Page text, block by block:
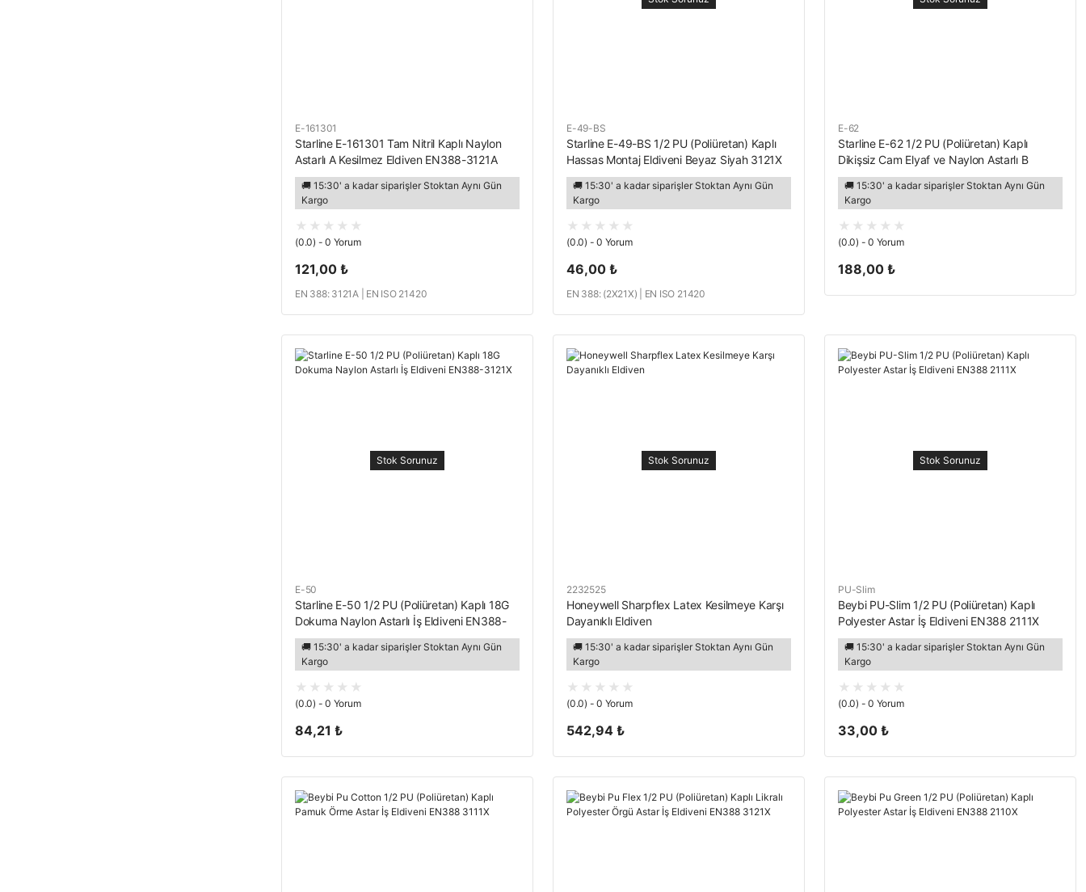
E-161301
Starline E-161301 Tam Nitril Kaplı Naylon
Astarlı A Kesilmez Eldiven EN388-3121A
Mavi
🚚 15:30' a kadar siparişler Stoktan Aynı Gün
Kargo
(0.0) - 0 Yorum
121,00 ₺
EN 388: 3121A | EN ISO 21420
E-49-BS
Starline E-49-BS 1/2 PU (Poliüretan) Kaplı
Hassas Montaj Eldiveni Beyaz Siyah 3121X
🚚 15:30' a kadar siparişler Stoktan Aynı Gün
Kargo
(0.0) - 0 Yorum
46,00 ₺
EN 388: (2X21X) | EN ISO 21420
E-62
Starline E-62 1/2 PU (Poliüretan) Kaplı
Dikişsiz Cam Elyaf ve Naylon Astarlı B
Kesilmez Eldiven EN388-4X42B
🚚 15:30' a kadar siparişler Stoktan Aynı Gün
Kargo
(0.0) - 0 Yorum
188,00 ₺
Stok Sorunuz
E-50
Starline E-50 1/2 PU (Poliüretan) Kaplı 18G
Dokuma Naylon Astarlı İş Eldiveni EN388-
3121X
🚚 15:30' a kadar siparişler Stoktan Aynı Gün
Kargo
(0.0) - 0 Yorum
84,21 ₺
Stok Sorunuz
2232525
Honeywell Sharpflex Latex Kesilmeye Karşı
Dayanıklı Eldiven
🚚 15:30' a kadar siparişler Stoktan Aynı Gün
Kargo
(0.0) - 0 Yorum
542,94 ₺
Stok Sorunuz
PU-Slim
Beybi PU-Slim 1/2 PU (Poliüretan) Kaplı
Polyester Astar İş Eldiveni EN388 2111X
🚚 15:30' a kadar siparişler Stoktan Aynı Gün
Kargo
(0.0) - 0 Yorum
33,00 ₺